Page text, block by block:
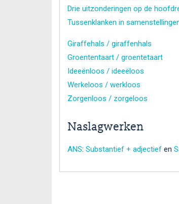
Drie uitzonderingen op de
Tussenklanken in
Giraffehals / giraffenhals
Groententaart / groentetaart
Ideeënloos / ideeëloos
Werkeloos / werkloos
Zorgenloos / zorgeloos
Naslagwerken
ANS: Substantief + adjectief en